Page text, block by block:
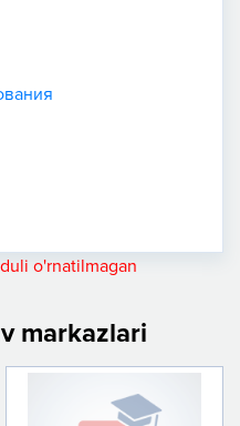
o'rnatilmagan
markazlari